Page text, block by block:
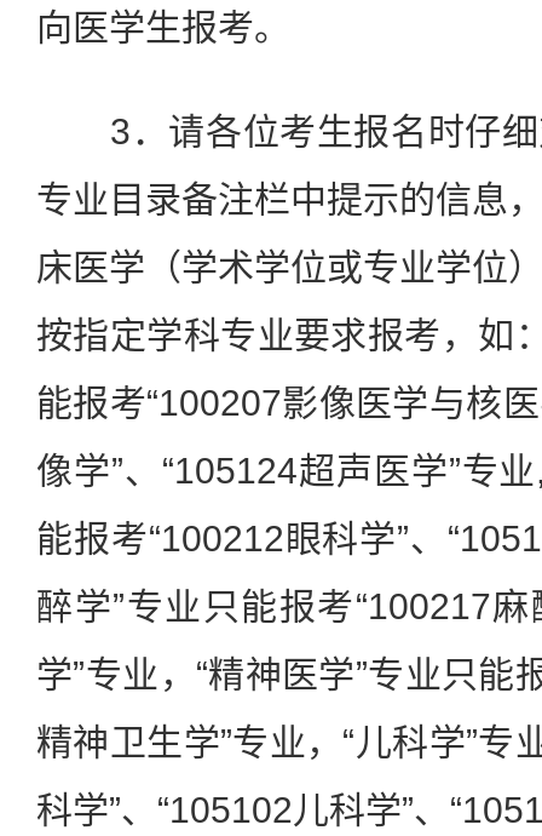
向医学生报考。
3．请各位考生报名时仔细
专业目录备注栏中提示的信息
床医学（学术学位或专业学位
按指定学科专业要求报考，如
能报考“100207影像医学与核
像学”、“105124超声医学”专
能报考“100212眼科学”、
醉学”专业只能报考“100217
学”专业，“精神医学”专业只能
精神卫生学”专业，“儿科学”专
科学”、“105102儿科学”、